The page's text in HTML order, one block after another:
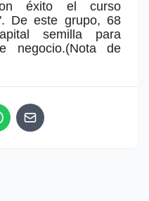
éxito el curso
De este grupo, 68
semilla para
negocio.(Nota de